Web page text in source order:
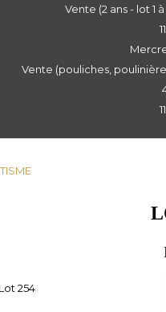
Vente (2 ans - lot 1
Vente (pouliches,